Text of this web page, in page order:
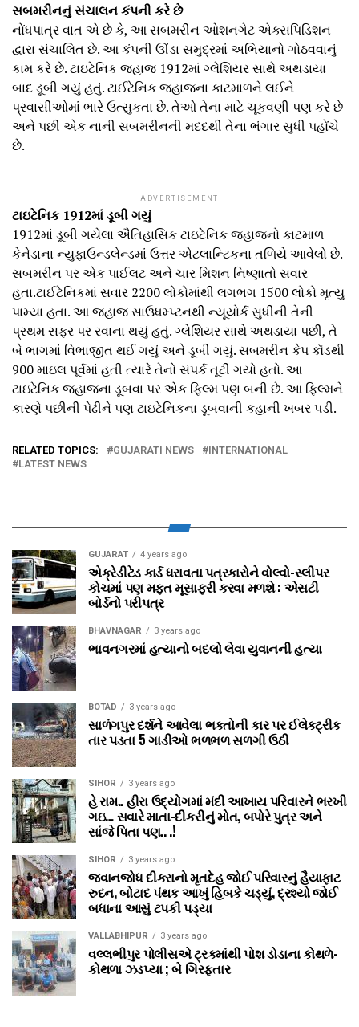
સબમરીનનું સંચાલન કંપની કરે છે
નોંધપાત્ર વાત એ છે કે, આ સબમરીન ઓશનગેટ એક્સપિડિશન
દ્વારા સંચાલિત છે. આ કંપની ઊંડા સમુદ્રમાં અભિયાનો ગોઠવવાનું
કામ કરે છે. ટાઇટેનિક જહાજ 1912માં ગ્લેશિયર સાથે અથડાયા
બાદ ડૂબી ગયું હતું. ટાઈટેનિક જહાજના કાટમાળને લઈને
પ્રવાસીઓમાં ભારે ઉત્સુકતા છે. તેઓ તેના માટે ચૂકવણી પણ કરે છે
અને પછી એક નાની સબમરીનની મદદથી તેના ભંગાર સુધી પહોંચે
છે.
ADVERTISEMENT
ટાઇટેનિક 1912માં ડૂબી ગયું
1912માં ડૂબી ગયેલા ઐતિહાસિક ટાઇટેનિક જહાજનો કાટમાળ
કેનેડાના ન્યુફાઉન્ડલેન્ડમાં ઉત્તર એટલાન્ટિકના તળિયે આવેલો છે.
સબમરીન પર એક પાઈલટ અને ચાર મિશન નિષ્ણાતો સવાર
હતા.ટાઈટેનિકમાં સવાર 2200 લોકોમાંથી લગભગ 1500 લોકો મૃત્યુ
પામ્યા હતા. આ જહાજ સાઉધમ્પ્ટનથી ન્યૂયોર્ક સુધીની તેની
પ્રથમ સફર પર રવાના થયું હતું. ગ્લેશિયર સાથે અથડાયા પછી, તે
બે ભાગમાં વિભાજીત થઈ ગયું અને ડૂબી ગયું. સબમરીન કેપ કૉડથી
900 માઇલ પૂર્વમાં હતી ત્યારે તેનો સંપર્ક તૂટી ગયો હતો. આ
ટાઇટેનિક જહાજના ડૂબવા પર એક ફિલ્મ પણ બની છે. આ ફિલ્મને
કારણે પછીની પેઢીને પણ ટાઇટેનિકના ડૂબવાની કહાની ખબર પડી.
RELATED TOPICS: GUJARATI NEWS
INTERNATIONAL
LATEST NEWS
GUJARAT 4 years ago
એક્રેડીટેડ કાર્ડ ધરાવતા પત્રકારોને વોલ્‍વો-સ્‍લીપર
કોચમાં પણ મફત મૂસાફરી કરવા મળશે : એસટી
બોર્ડનો પરીપત્ર
BHAVNAGAR 3 years ago
ભાવનગરમાં હત્યાનો બદલો લેવા યુવાનની હત્યા
BOTAD 3 years ago
સાળંગપુર દર્શને આવેલા ભક્તોની કાર પર ઈલેક્ટ્રીક
તાર પડતા 5 ગાડીઓ ભળભળ સળગી ઉઠી
SIHOR 3 years ago
હે રામ.. હીરા ઉદ્યોગમાં મંદી આખાય પરિવારને ભરખી
ગઇ… સવારે માતા-દીકરીનું મોત, બપોરે પુત્ર અને
સાંજે પિતા પણ.. .!
SIHOR 3 years ago
જવાનજોધ દીકરાનો મૃતદેહ જોઈ પરિવારનું હૈયાફાટ
રુદન, બોટાદ પંથક આખું હિબકે ચડ્યું, દ્રશ્યો જોઈ
બધાના આસું ટપકી પડ્યા
VALLABHIPUR 3 years ago
વલ્લભીપુર પોલીસએ ટ્રકમાંથી પોશ ડોડાના કોથળે-
કોથળા ઝડપ્યા ; બે ગિરફ્તાર